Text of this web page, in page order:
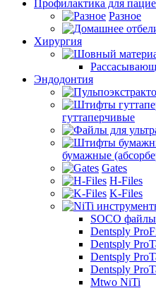
Профилактика для
Разное
Хирургия
Эндодонтия
гуттаперчивые
бумажные
Gates
H-Files
K-Files
SOCO файлы
Dentsply
Dentsply
Dentsply
Dentsply
Mtwo NiTi